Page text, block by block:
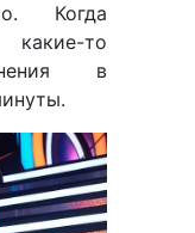
Когда
то
в